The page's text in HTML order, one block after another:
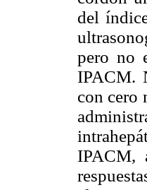
del
pero no
IPACM.
con cero
IPACM,